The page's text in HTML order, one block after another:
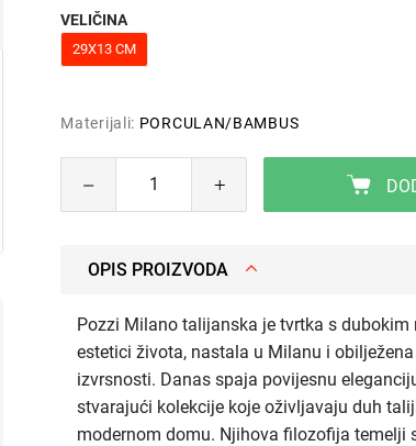
VELIČINA
29X13 CM
Materijali: PORCULAN/BAMBUS
OPIS PROIZVODA
Pozzi Milano talijanska je tvrtka s
estetici života, nastala u Milanu i
izvrsnosti. Danas spaja povijesnu
stvarajući kolekcije koje oživljavaju duh
modernom domu. Njihova filozofija temelji